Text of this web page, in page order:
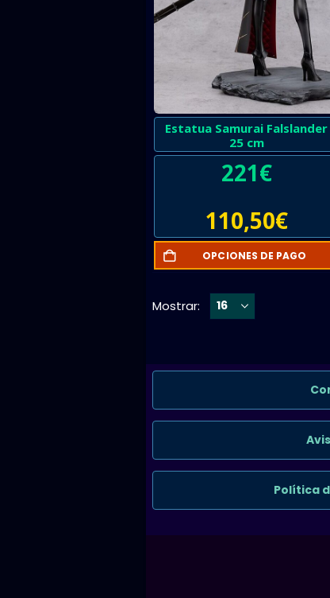
Estatua Samurai Falslander
25 cm
221€
110,50€
OPCIONES DE PAGO
Mostrar:
Política